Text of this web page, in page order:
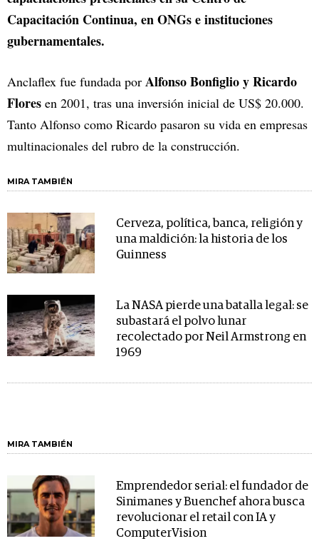
Capacitación Continua, en ONGs e instituciones
gubernamentales.
Anclaflex fue fundada por Alfonso Bonfiglio y Ricardo
Flores en 2001, tras una inversión inicial de US$ 20.000.
Tanto Alfonso como Ricardo pasaron su vida en empresas
multinacionales del rubro de la construcción.
MIRA TAMBIÉN
Cerveza, política, banca, religión y
una maldición: la historia de los
Guinness
La NASA pierde una batalla legal: se
subastará el polvo lunar
recolectado por Neil Armstrong en
1969
MIRA TAMBIÉN
Emprendedor serial: el fundador de
Sinimanes y Buenchef ahora busca
revolucionar el retail con IA y
ComputerVision